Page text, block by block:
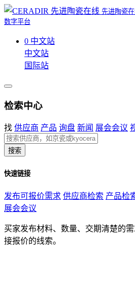
先进陶瓷
数字平台
0 中文站
中文站
国际站
检索中心
找 供应商 产品 询盘 新闻 展会会议
搜索
快速链接
发布可报价需求 供应商检索 产品检
展会会议
买家发布材料、数量、交期清楚的
接报价的线索。